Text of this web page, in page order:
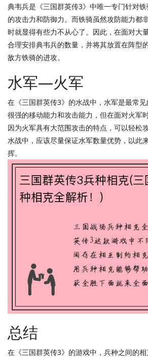
典韦兵是《三国群英传3》中唯一专门针对
的攻击力和防御力。而铁骑虽然攻防能力都
时就显得有些力不从心了。因此，在面对大
合理安排典韦兵的数量，并将其放置在阵型
敌方铁骑的进攻。
水军—火军
在《三国群英传3》的水战中，水军是最常
很强的移动能力和攻击能力，但在面对火军
因为火军具有大范围攻击的特点，可以轻松
水战中，应该尽量保证水军数量优势，以此
挥。
总结
在《三国群英传3》的游戏中，兵种之间的相